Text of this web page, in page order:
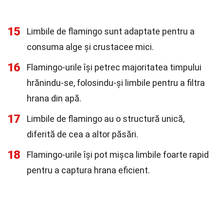
15
Limbile de flamingo sunt adaptate pentru a
consuma alge și crustacee mici.
16
Flamingo-urile își petrec majoritatea timpului
hrănindu-se, folosindu-și limbile pentru a filtra
hrana din apă.
17
Limbile de flamingo au o structură unică,
diferită de cea a altor păsări.
18
Flamingo-urile își pot mișca limbile foarte rapid
pentru a captura hrana eficient.